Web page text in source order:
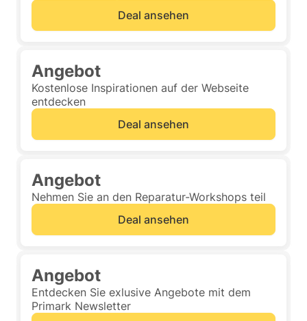
Deal ansehen
Angebot
Kostenlose Inspirationen auf der Webseite
entdecken
Deal ansehen
Angebot
Nehmen Sie an den Reparatur-Workshops teil
Deal ansehen
Angebot
Entdecken Sie exlusive Angebote mit dem
Primark Newsletter